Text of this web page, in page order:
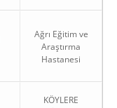
Ağrı Eğitim ve
Araştırma
Hastanesi
KÖYLERE